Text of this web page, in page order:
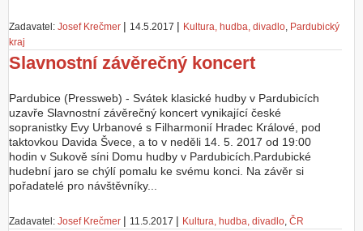
t
ú
č
e
Zadavatel: Josef Krečmer | 14.5.2017 | Kultura, hudba, divadlo, Pardubický
kraj
Slavnostní závěrečný koncert
Pardubice (Pressweb) - Svátek klasické hudby v Pardubicích
uzavře Slavnostní závěrečný koncert vynikající české
sopranistky Evy Urbanové s Filharmonií Hradec Králové, pod
taktovkou Davida Švece, a to v neděli 14. 5. 2017 od 19:00
hodin v Sukově síni Domu hudby v Pardubicích.Pardubické
hudební jaro se chýlí pomalu ke svému konci. Na závěr si
pořadatelé pro návštěvníky...
Zadavatel: Josef Krečmer | 11.5.2017 | Kultura, hudba, divadlo, ČR